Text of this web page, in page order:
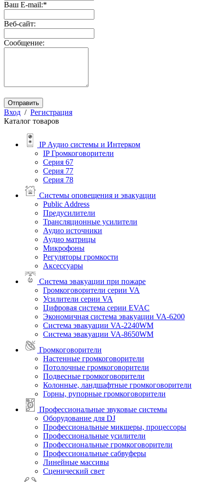
Ваш E-mail:*
Веб-сайт:
Сообщение:
Отправить
Вход / Регистрация
Каталог товаров
IP Аудио системы и Интерком
IP Громкоговорители
Серия 67
Серия 77
Серия 78
Системы оповещения и эвакуации
Public Address
Предусилители
Трансляционные усилители
Аудио источники
Аудио матрицы
Микрофоны
Регуляторы громкости
Аксессуары
Система эвакуации при пожаре
Громкоговорители серии VA
Усилители серии VA
Цифровая система серии EVAC
Экономичная система эвакуации VA-6200
Система эвакуации VA-2240WM
Система эвакуации VA-8650WM
Громкоговорители
Настенные громкоговорители
Потолочные громкоговорители
Подвесные громкоговорители
Колонные, ландшафтные громкоговорители
Горны, рупорные громкоговорители
Профессиональные звуковые системы
Оборудование для DJ
Профессиональные микшеры, процессоры
Профессиональные усилители
Профессиональные громкоговорители
Профессиональные сабвуферы
Линейные массивы
Сценический свет